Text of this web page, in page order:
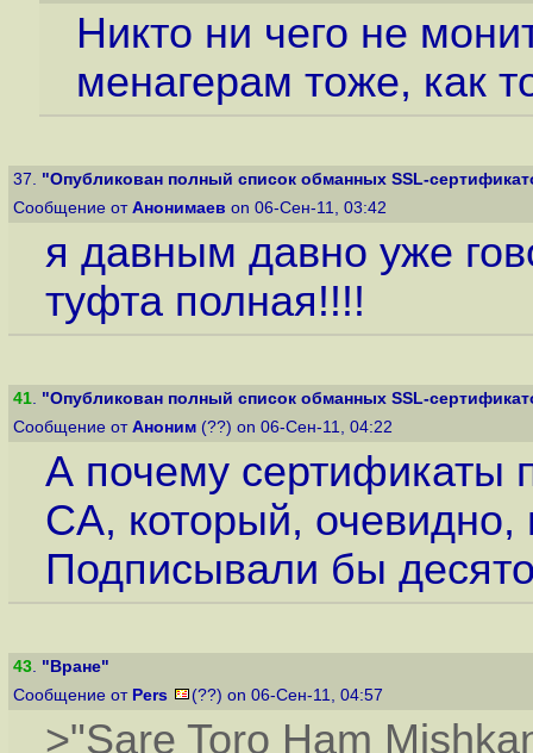
Никто ни чего не
менагерам тоже, как
37. "Опубликован полный список обманных SSL-
Сообщение от Анонимаев on 06-Сен-11, 03:42
я давным давно уже
туфта полная!!!!
41. "Опубликован полный список обманных SSL-
Сообщение от Аноним (??) on 06-Сен-11, 04:22
А почему сертификаты
CA, который,
Подписывали бы
43. "Вране"
Сообщение от Pers (??) on 06-Сен-11, 04:57
>"Sare Toro Ham